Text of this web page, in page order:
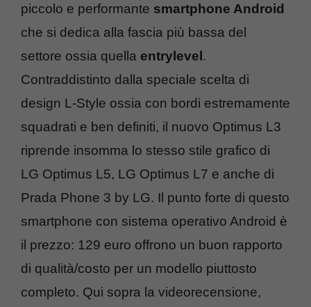
piccolo e performante smartphone Android
che si dedica alla fascia più bassa del
settore ossia quella entrylevel.
Contraddistinto dalla speciale scelta di
design L-Style ossia con bordi estremamente
squadrati e ben definiti, il nuovo Optimus L3
riprende insomma lo stesso stile grafico di
LG Optimus L5, LG Optimus L7 e anche di
Prada Phone 3 by LG. Il punto forte di questo
smartphone con sistema operativo Android è
il prezzo: 129 euro offrono un buon rapporto
di qualità/costo per un modello piuttosto
completo. Qui sopra la videorecensione,